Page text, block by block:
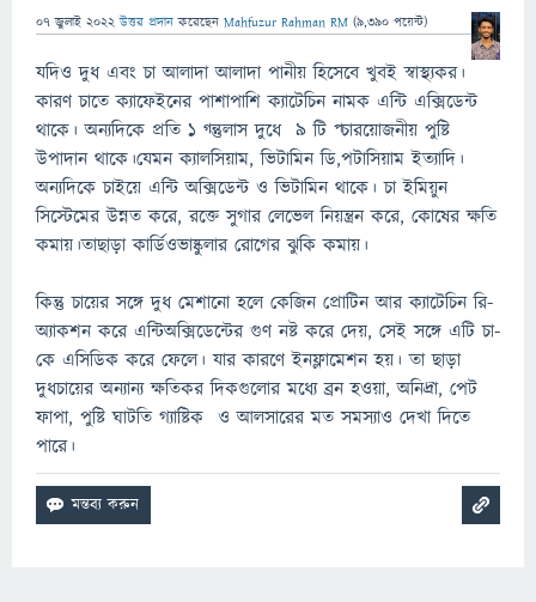
07 জুলাই 2022 উত্তর প্রদান করেছেন Mahfuzur Rahman RM (9,390 পয়েন্ট)
যদিও দুধ এবং চা আলাদা আলাদা পানীয় হিসেবে খুবই স্বাস্থ্যকর।
কারণ চাতে ক্যাফেইনের পাশাপাশি ক্যাটেচিন নামক এন্টি এক্সিডেন্ট
থাকে। অন্যদিকে প্রতি ১ গ্ন্তুলাস দুধে ৯ টি প্চারয়োজনীয় পুষ্টি
উপাদান থাকে।যেমন ক্যালসিয়াম, ভিটামিন ডি,পটাসিয়াম ইত্যাদি।
অন্যদিকে চাইয়ে এন্টি অক্সিডেন্ট ও ভিটামিন থাকে। চা ইমিয়ুন
সিস্টেমের উন্নত করে, রক্তে সুগার লেভেল নিয়ন্ত্রন করে, কোষের ক্ষতি
কমায়।তাছাড়া কার্ডিওভাষ্কুলার রোগের ঝুকি কমায়।
কিন্তু চায়ের সঙ্গে দুধ মেশানো হলে কেজিন প্রোটিন আর ক্যাটেচিন রি-
অ্যাকশন করে এন্টিঅক্সিডেন্টের গুণ নষ্ট করে দেয়, সেই সঙ্গে এটি চা-
কে এসিডিক করে ফেলে। যার কারণে ইনফ্লামেশন হয়। তা ছাড়া
দুধচায়ের অন্যান্য ক্ষতিকর দিকগুলোর মধ্যে ব্রন হওয়া, অনিদ্রা, পেট
ফাপা, পুষ্টি ঘাটতি গ্যাষ্টিক ও আলসারের মত সমস্যাও দেখা দিতে
পারে।